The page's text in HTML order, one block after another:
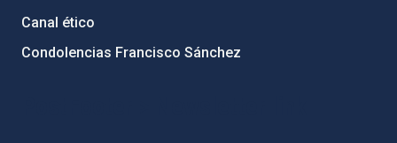
Canal ético
Condolencias Francisco Sánchez